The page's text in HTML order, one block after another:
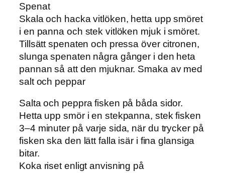
Spenat
Skala och hacka vitlöken, hetta upp smöret
i en panna och stek vitlöken mjuk i smöret.
Tillsätt spenaten och pressa över citronen,
slunga spenaten några gånger i den heta
pannan så att den mjuknar. Smaka av med
salt och peppar
Salta och peppra fisken på båda sidor.
Hetta upp smör i en stekpanna, stek fisken
3–4 minuter på varje sida, när du trycker på
fisken ska den lätt falla isär i fina glansiga
bitar.
Koka riset enligt anvisning på